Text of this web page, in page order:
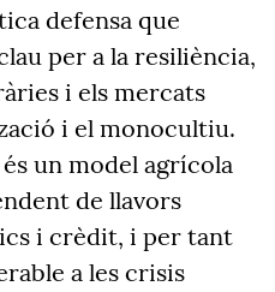
defensa que
per a la resiliència,
i els mercats
i el monocultiu.
un model agrícola
de llavors
i crèdit, i per tant
a les crisis